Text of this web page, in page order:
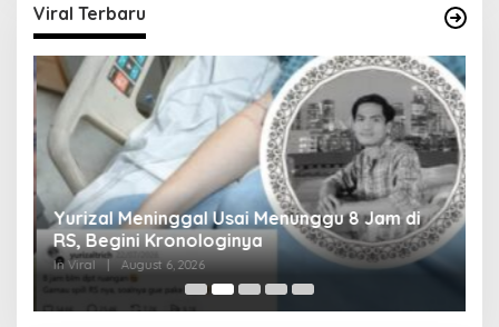
Viral Terbaru
Yurizal Meninggal Usai Menunggu 8 Jam di
RS, Begini Kronologinya
In Viral August 6, 2026